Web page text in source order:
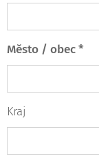
Město / obec *
Kraj